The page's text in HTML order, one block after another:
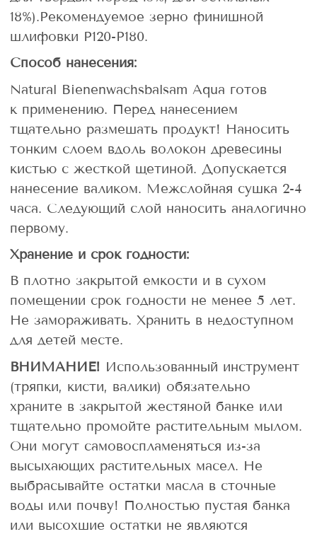
18%).Рекомендуемое зерно финишной
шлифовки Р120-Р180.
Способ нанесения:
Natural Bienenwachsbalsam Aqua готов
к применению. Перед нанесением
тщательно размешать продукт! Наносить
тонким слоем вдоль волокон древесины
кистью с жесткой щетиной. Допускается
нанесение валиком. Межслойная сушка 2-4
часа. Следующий слой наносить аналогично
первому.
Хранение и срок годности:
В плотно закрытой емкости и в сухом
помещении срок годности не менее 5 лет.
Не замораживать. Хранить в недоступном
для детей месте.
ВНИМАНИЕ! Использованный инструмент
(тряпки, кисти, валики) обязательно
храните в закрытой жестяной банке или
тщательно промойте растительным мылом.
Они могут самовоспламеняться из-за
высыхающих растительных масел. Не
выбрасывайте остатки масла в сточные
воды или почву! Полностью пустая банка
или высохшие остатки не являются